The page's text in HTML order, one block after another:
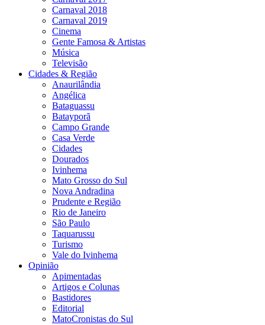
Carnaval 2018
Carnaval 2019
Cinema
Gente Famosa & Artistas
Música
Televisão
Cidades & Região
Anaurilândia
Angélica
Bataguassu
Batayporã
Campo Grande
Casa Verde
Cidades
Dourados
Ivinhema
Mato Grosso do Sul
Nova Andradina
Prudente e Região
Rio de Janeiro
São Paulo
Taquarussu
Turismo
Vale do Ivinhema
Opinião
Apimentadas
Artigos e Colunas
Bastidores
Editorial
MatoCronistas do Sul